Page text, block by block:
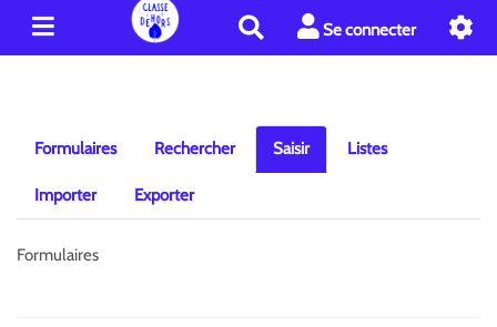
e
e
r
c
e
Se connecter
Formulaires Rechercher Saisir Listes
Importer Exporter
Formulaires